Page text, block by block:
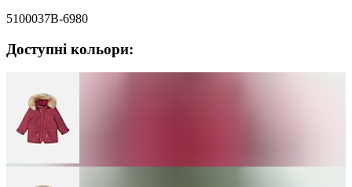
5100037B-6980
Доступні кольори: